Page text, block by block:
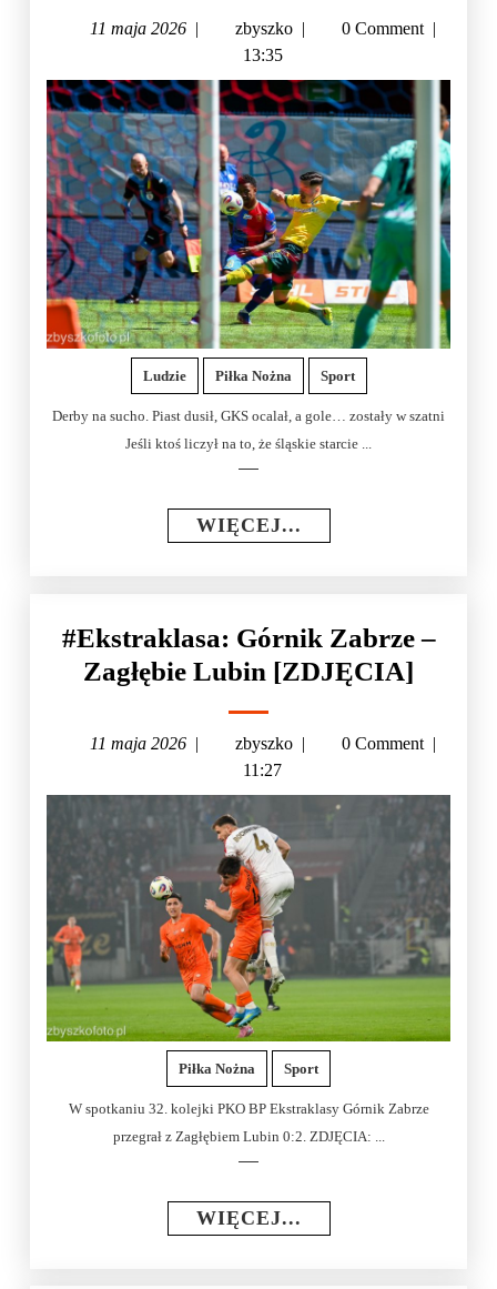
11 maja 2026 | zbyszko | 0 Comment |
13:35
Ludzie Piłka Nożna Sport
Derby na sucho. Piast dusił, GKS ocalał, a gole… zostały w szatni
Jeśli ktoś liczył na to, że śląskie starcie ...
WIĘCEJ...
#Ekstraklasa: Górnik Zabrze –
Zagłębie Lubin [ZDJĘCIA]
11 maja 2026 | zbyszko | 0 Comment |
11:27
Piłka Nożna Sport
W spotkaniu 32. kolejki PKO BP Ekstraklasy Górnik Zabrze
przegrał z Zagłębiem Lubin 0:2. ZDJĘCIA: ...
WIĘCEJ...